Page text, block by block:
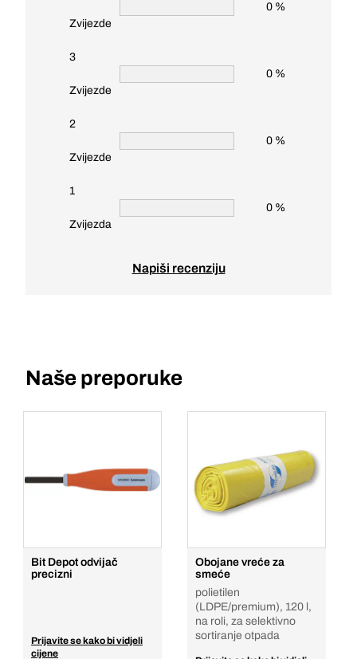
Zvijezde
0 %
3
Zvijezde
0 %
2
Zvijezde
0 %
1
Zvijezda
0 %
Napiši recenziju
Naše preporuke
Bit Depot odvijač
precizni
Prijavite se kako bi vidjeli
cijene
Obojane vreće za
smeće
polietilen
(LDPE/premium), 120 l,
na roli, za selektivno
sortiranje otpada